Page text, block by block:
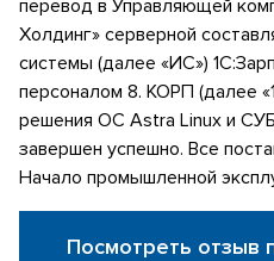
перевод в Управляющей
Холдинг» серверной
системы (далее «ИС»)
персоналом 8. КОРП (далее
решения ОС Astra Linux и
завершен успешно. Все
Начало промышленной
Посмотреть отзыв